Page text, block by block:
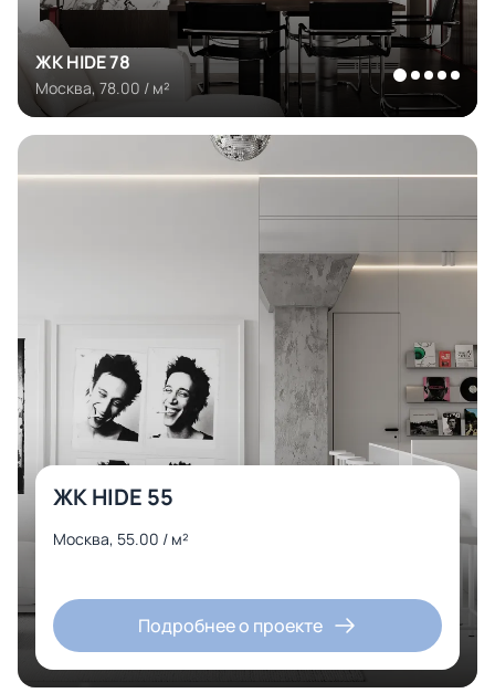
ЖК HIDE 78
Москва, 78.00 / м²
ЖК HIDE 55
Москва, 55.00 / м²
Подробнее о проекте